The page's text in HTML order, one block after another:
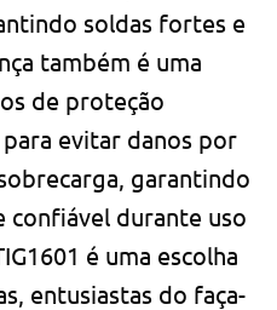
soldas fortes e
também é uma
de proteção
evitar danos por
garantindo
confiável durante uso
é uma escolha
entusiastas do faça-